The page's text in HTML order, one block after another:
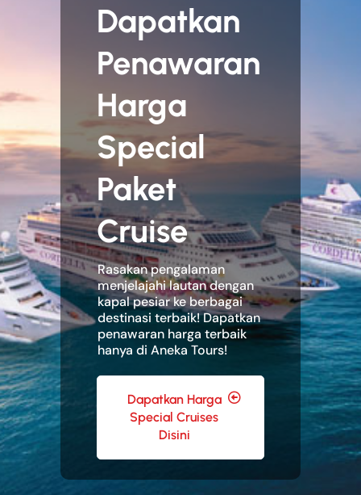
Dapatkan
Penawaran
Harga
Special
Paket
Cruise
Rasakan pengalaman
menjelajahi lautan dengan
kapal pesiar ke berbagai
destinasi terbaik! Dapatkan
penawaran harga terbaik
hanya di Aneka Tours!
Dapatkan Harga
Special Cruises
Disini